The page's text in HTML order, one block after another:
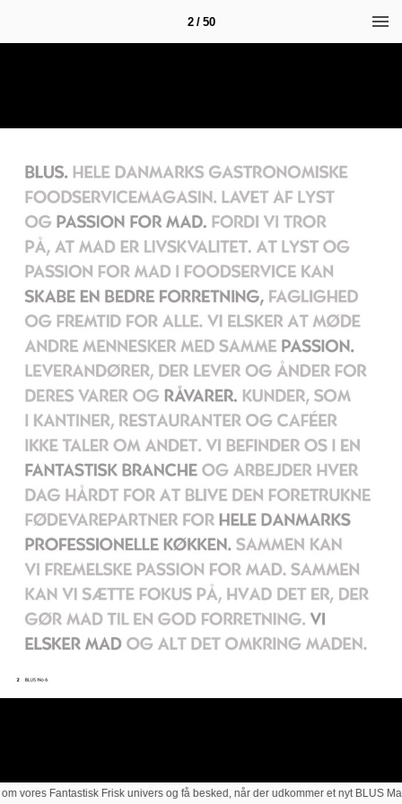
2 / 50
vores Fantastisk Frisk univers og få besked, når der udkommer et nyt BLUS